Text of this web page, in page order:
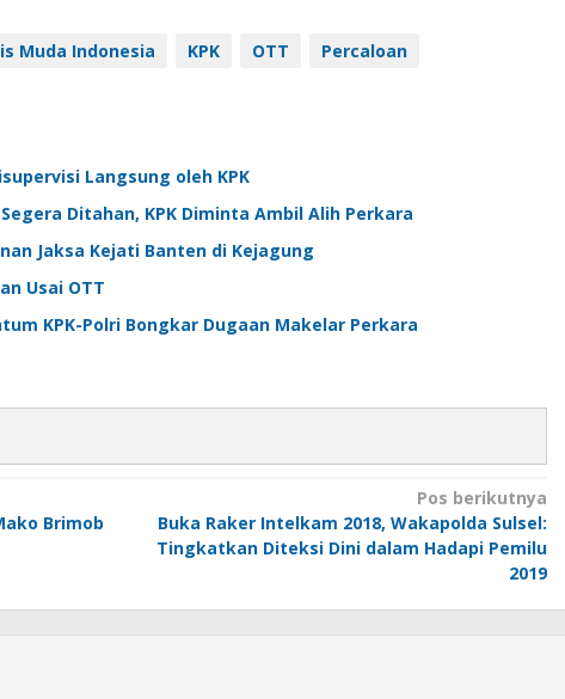
Muda Indonesia KPK OTT
Percaloan
Langsung oleh KPK
Ditahan, KPK Diminta Ambil Alih Perkara
Jaksa Kejati Banten di Kejagung
Usai OTT
KPK-Polri Bongkar Dugaan Makelar Perkara
Brimob
Pos berikutnya
Buka Raker Intelkam 2018, Wakapolda Sulsel:
Tingkatkan Diteksi Dini dalam Hadapi Pemilu
2019